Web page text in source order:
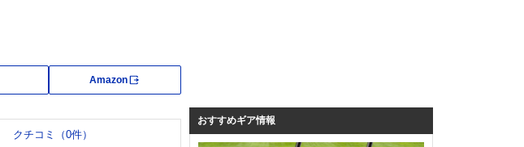
Amazon
クチコミ（0件）
おすすめギア情報